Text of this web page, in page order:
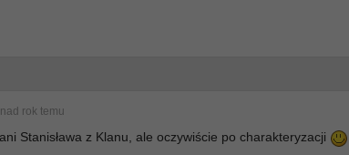
rok temu
Stanisława z Klanu, ale oczywiście po charakteryzacji